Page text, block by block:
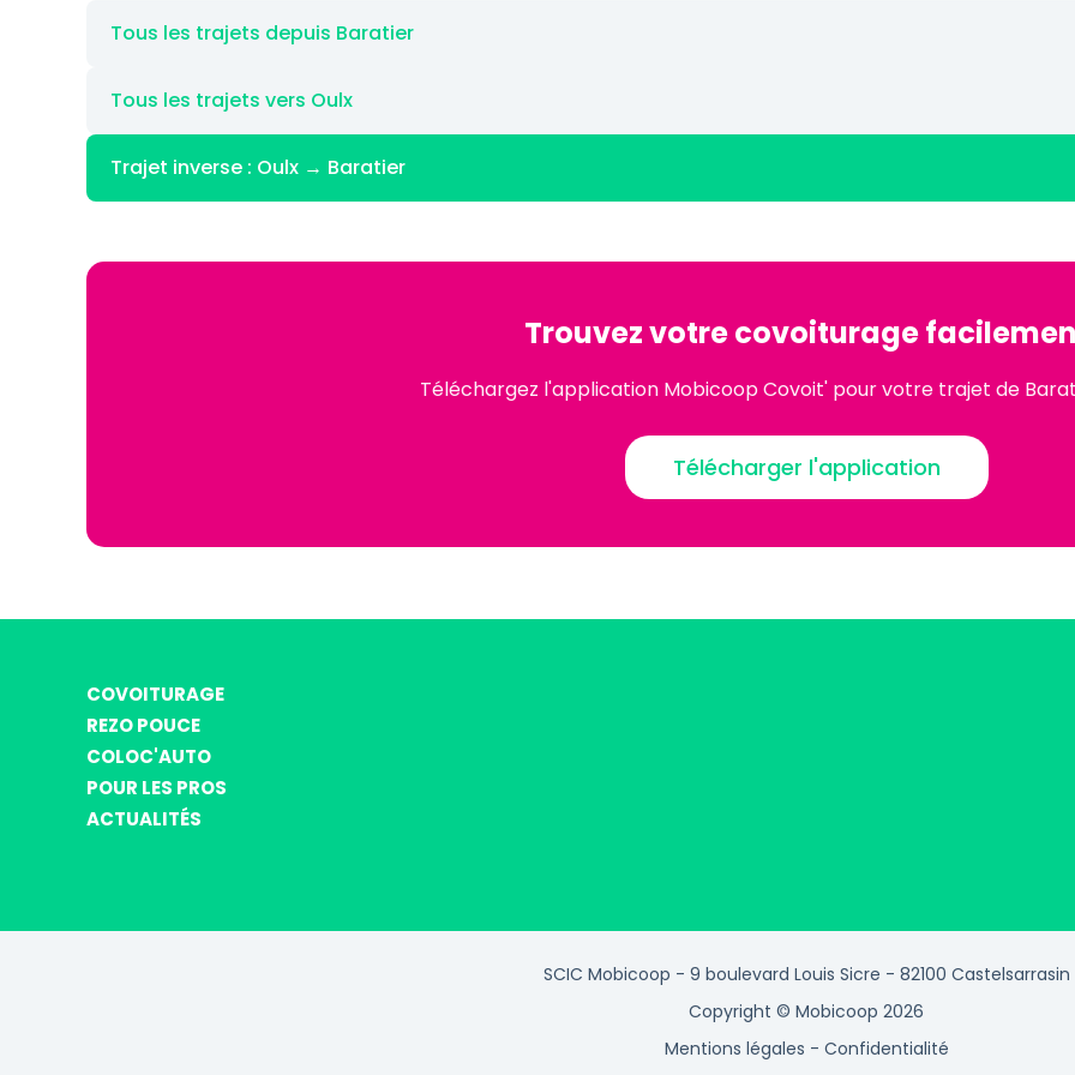
Tous les trajets depuis Baratier
Tous les trajets vers Oulx
Trajet inverse : Oulx → Baratier
Trouvez votre covoiturage
Téléchargez l'application Mobicoop Covoit' pour votre trajet de
Télécharger l'application
COVOITURAGE
REZO POUCE
COLOC'AUTO
POUR LES PROS
ACTUALITÉS
SCIC Mobicoop - 9 boulevard Louis Sicre - 82100 Castelsarrasin
Copyright © Mobicoop 2026
Mentions légales - Confidentialité